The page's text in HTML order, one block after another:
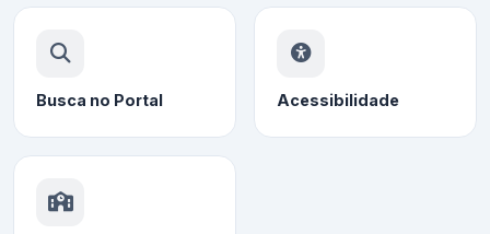
Busca no Portal Acessibilidade